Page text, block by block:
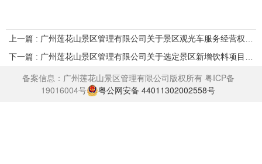
备案信息：广州莲花山景区管理有限公司版权所有 粤ICP备
19016004号
粤公网安备 44011302002558号